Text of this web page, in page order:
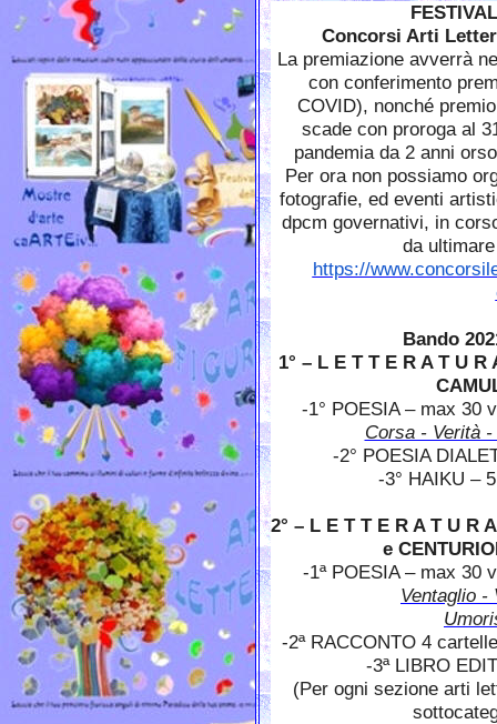
Concorsi Arti
La premiazione avverrà
con conferimento
COVID), nonché premio
scade con proroga al
pandemia da 2 anni
Per ora non possiamo
fotografie, ed eventi
dpcm governativi, in
da
https://
Bando
1° – L E T T E R A T U
-1° POESIA – max 30
Corsa - Verità
-2° POESIA
-3° HAIKU –
2° – L E T T E R A T U R
e
-1ª POESIA – max 30
Ventaglio
-2ª RACCONTO 4
-3ª LIBRO
(Per ogni sezione arti